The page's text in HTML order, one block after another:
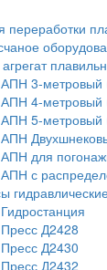
АПН 3-метровый
АПН 4-метровый
АПН 5-метровый
АПН
АПН для
АПН с
Гидростанция
Пресс Д2428
Пресс Д2430
Пресс Д2432